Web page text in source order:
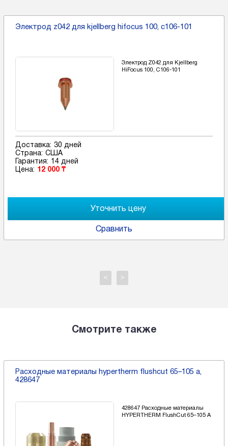
Электрод z042 для kjellberg hifocus 100, c106-101
Электрод Z042 для Kjellberg
HiFocus 100, C106-101
Доставка: 30 дней
Страна: США
Гарантия:
14 дней
Цена: 12 000 ₸
Сравнить
< >
Смотрите также
Расходные материалы hypertherm flushcut 65–105 a,
428647
428647 Расходные материалы
HYPERTHERM FlushCut 65–105 A